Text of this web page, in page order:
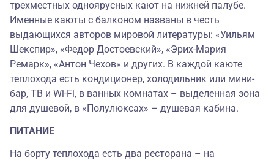
трехместных одноярусных кают на нижней палубе.
Именные каюты с балконом названы в честь
выдающихся авторов мировой литературы: «Уильям
Шекспир», «Федор Достоевский», «Эрих-Мария
Ремарк», «Антон Чехов» и других. В каждой каюте
теплохода есть кондиционер, холодильник или мини-
бар, ТВ и Wi-Fi, в ванных комнатах – выделенная зона
для душевой, в «Полулюксах» – душевая кабина.
ПИТАНИЕ
На борту теплохода есть два ресторана – на